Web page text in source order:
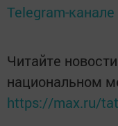
Telegram-канале
Читайте
национальном
https://max.ru/